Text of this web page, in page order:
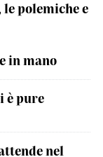
polemiche e
in mano
è pure
nel